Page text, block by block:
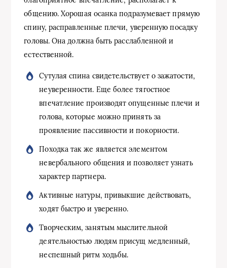
общению. Хорошая осанка подразумевает прямую
спину, расправленные плечи, уверенную посадку
головы. Она должна быть расслабленной и
естественной.
Сутулая спина свидетельствует о зажатости,
неуверенности. Еще более тягостное
впечатление производят опущенные плечи и
голова, которые можно принять за
проявление пассивности и покорности.
Походка так же является элементом
невербального общения и позволяет узнать
характер партнера.
Активные натуры, привыкшие действовать,
ходят быстро и уверенно.
Творческим, занятым мыслительной
деятельностью людям присущ медленный,
неспешный ритм ходьбы.